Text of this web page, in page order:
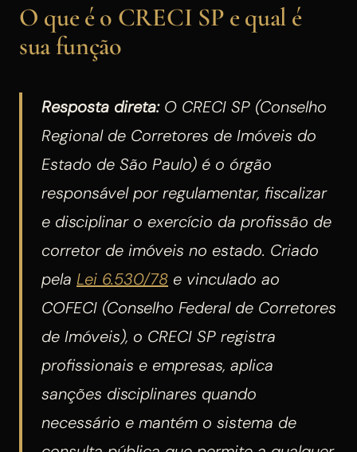
O que é o CRECI SP e qual é
sua função
Resposta direta:O CRECI SP (Conselho
Regional de Corretores de Imóveis do
Estado de São Paulo) é o órgão
responsável por regulamentar, fiscalizar
e disciplinar o exercício da profissão de
corretor de imóveis no estado. Criado
pela Lei 6.530/78 e vinculado ao
COFECI (Conselho Federal de Corretores
de Imóveis), o CRECI SP registra
profissionais e empresas, aplica
sanções disciplinares quando
necessário e mantém o sistema de